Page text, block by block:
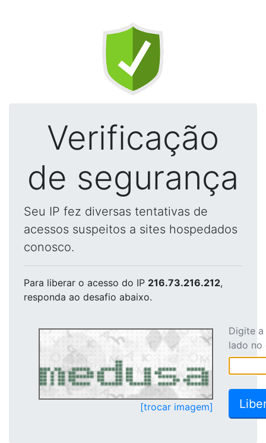
Verificação
de segurança
Seu IP fez diversas tentativas de
acessos suspeitos a sites hospedados
conosco.
Para liberar o acesso do IP 216.73.216.212,
responda ao desafio abaixo.
[trocar imagem]
Digite
lado no